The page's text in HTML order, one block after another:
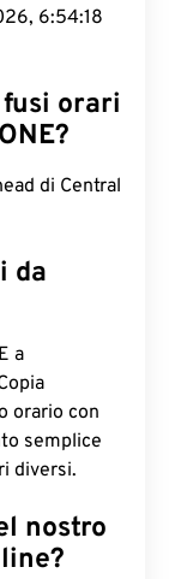
6:54:19
orari
di Central
da
a
orario con
semplice
diversi.
nostro